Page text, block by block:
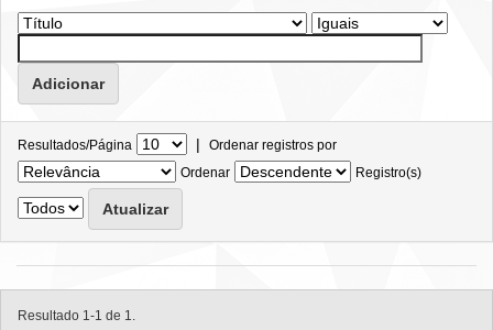
Resultados/Página | Ordenar registros por
Ordenar
Registro(s)
Resultado 1-1 de 1.